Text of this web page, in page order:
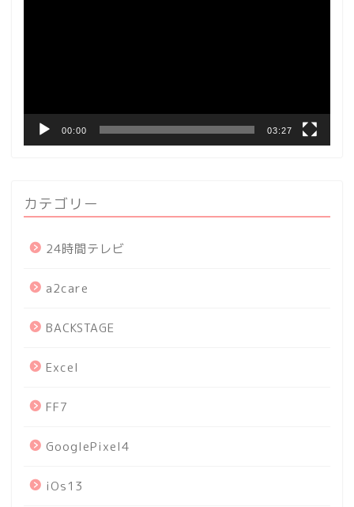
00:00 03:27
カテゴリー
24時間テレビ
a2care
BACKSTAGE
Excel
FF7
GooglePixel4
iOs13